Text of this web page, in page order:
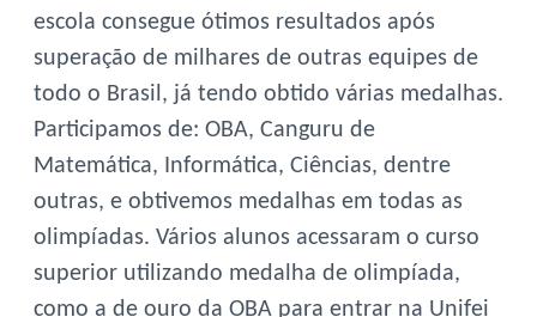
escola consegue ótimos resultados após
superação de milhares de outras equipes de
todo o Brasil, já tendo obtido várias medalhas.
Participamos de: OBA, Canguru de
Matemática, Informática, Ciências, dentre
outras, e obtivemos medalhas em todas as
olimpíadas. Vários alunos acessaram o curso
superior utilizando medalha de olimpíada,
como a de ouro da OBA para entrar na Unifei